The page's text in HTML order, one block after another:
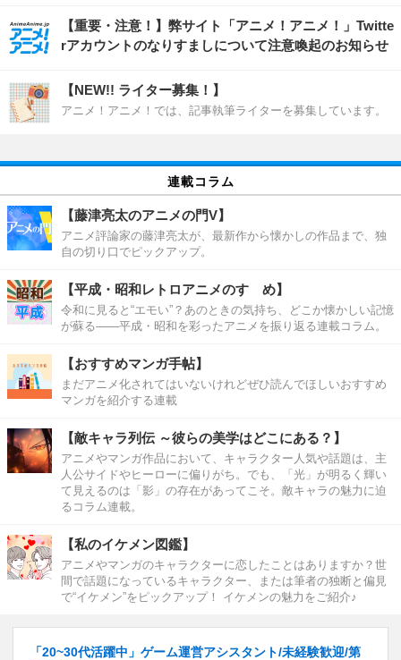
【重要・注意！】弊サイト「アニメ！アニメ！」Twitte
rアカウントのなりすましについて注意喚起のお知らせ
【NEW!! ライター募集！】
アニメ！アニメ！では、記事執筆ライターを募集しています。
連載コラム
【藤津亮太のアニメの門V】
アニメ評論家の藤津亮太が、最新作から懐かしの作品まで、独
自の切り口でピックアップ。
【平成・昭和レトロアニメのすゝめ】
令和に見ると“エモい”？あのときの気持ち、どこか懐かしい記憶
が蘇る――平成・昭和を彩ったアニメを振り返る連載コラム。
【おすすめマンガ手帖】
まだアニメ化されてはいないけれどぜひ読んでほしいおすすめ
マンガを紹介する連載
【敵キャラ列伝 ～彼らの美学はどこにある？】
アニメやマンガ作品において、キャラクター人気や話題は、主
人公サイドやヒーローに偏りがち。でも、「光」が明るく輝い
て見えるのは「影」の存在があってこそ。敵キャラの魅力に迫
るコラム連載。
【私のイケメン図鑑】
アニメやマンガのキャラクターに恋したことはありますか？世
間で話題になっているキャラクター、または筆者の独断と偏見
で“イケメン”をピックアップ！ イケメンの魅力をご紹介♪
「20~30代活躍中」ゲーム運営アシスタント/未経験歓迎/第